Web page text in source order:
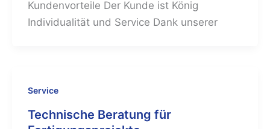
Kundenvorteile Der Kunde ist König
Individualität und Service Dank unserer
Service
Technische Beratung für